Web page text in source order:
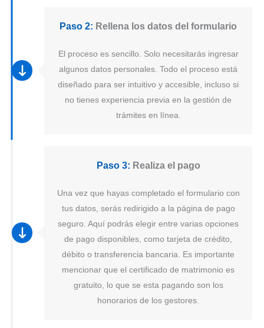
Paso 2: Rellena los datos del formulario
El proceso es sencillo. Solo necesitarás ingresar
algunos datos personales. Todo el proceso está
diseñado para ser intuitivo y accesible, incluso si
no tienes experiencia previa en la gestión de
trámites en línea.
Paso 3: Realiza el pago
Una vez que hayas completado el formulario con
tus datos, serás redirigido a la página de pago
seguro. Aquí podrás elegir entre varias opciones
de pago disponibles, como tarjeta de crédito,
débito o transferencia bancaria. Es importante
mencionar que el certificado de matrimonio es
gratuito, lo que se esta pagando son los
honorarios de los gestores.